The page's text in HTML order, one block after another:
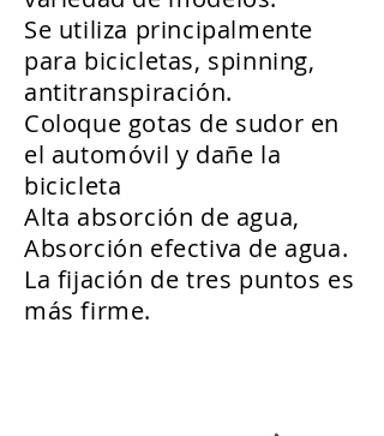
Se utiliza principalmente
para bicicletas, spinning,
antitranspiración.
Coloque gotas de sudor en
el automóvil y dañe la
bicicleta
Alta absorción de agua,
Absorción efectiva de agua.
La fijación de tres puntos es
más firme.